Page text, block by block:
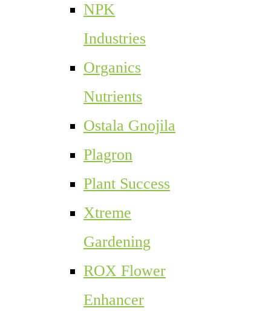
NPK
Industries
Organics
Nutrients
Ostala Gnojila
Plagron
Plant Success
Xtreme
Gardening
ROX Flower
Enhancer